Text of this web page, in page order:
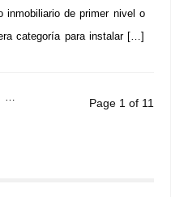
inmobiliario de primer nivel o
categoría para instalar […]
… Page 1 of 11